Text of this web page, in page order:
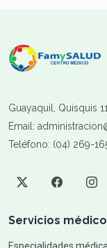
Guayaquil, Quisquis
Email:
Teléfono: (04) 269-
Servicios